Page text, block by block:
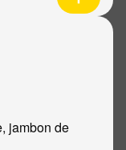
jambon de